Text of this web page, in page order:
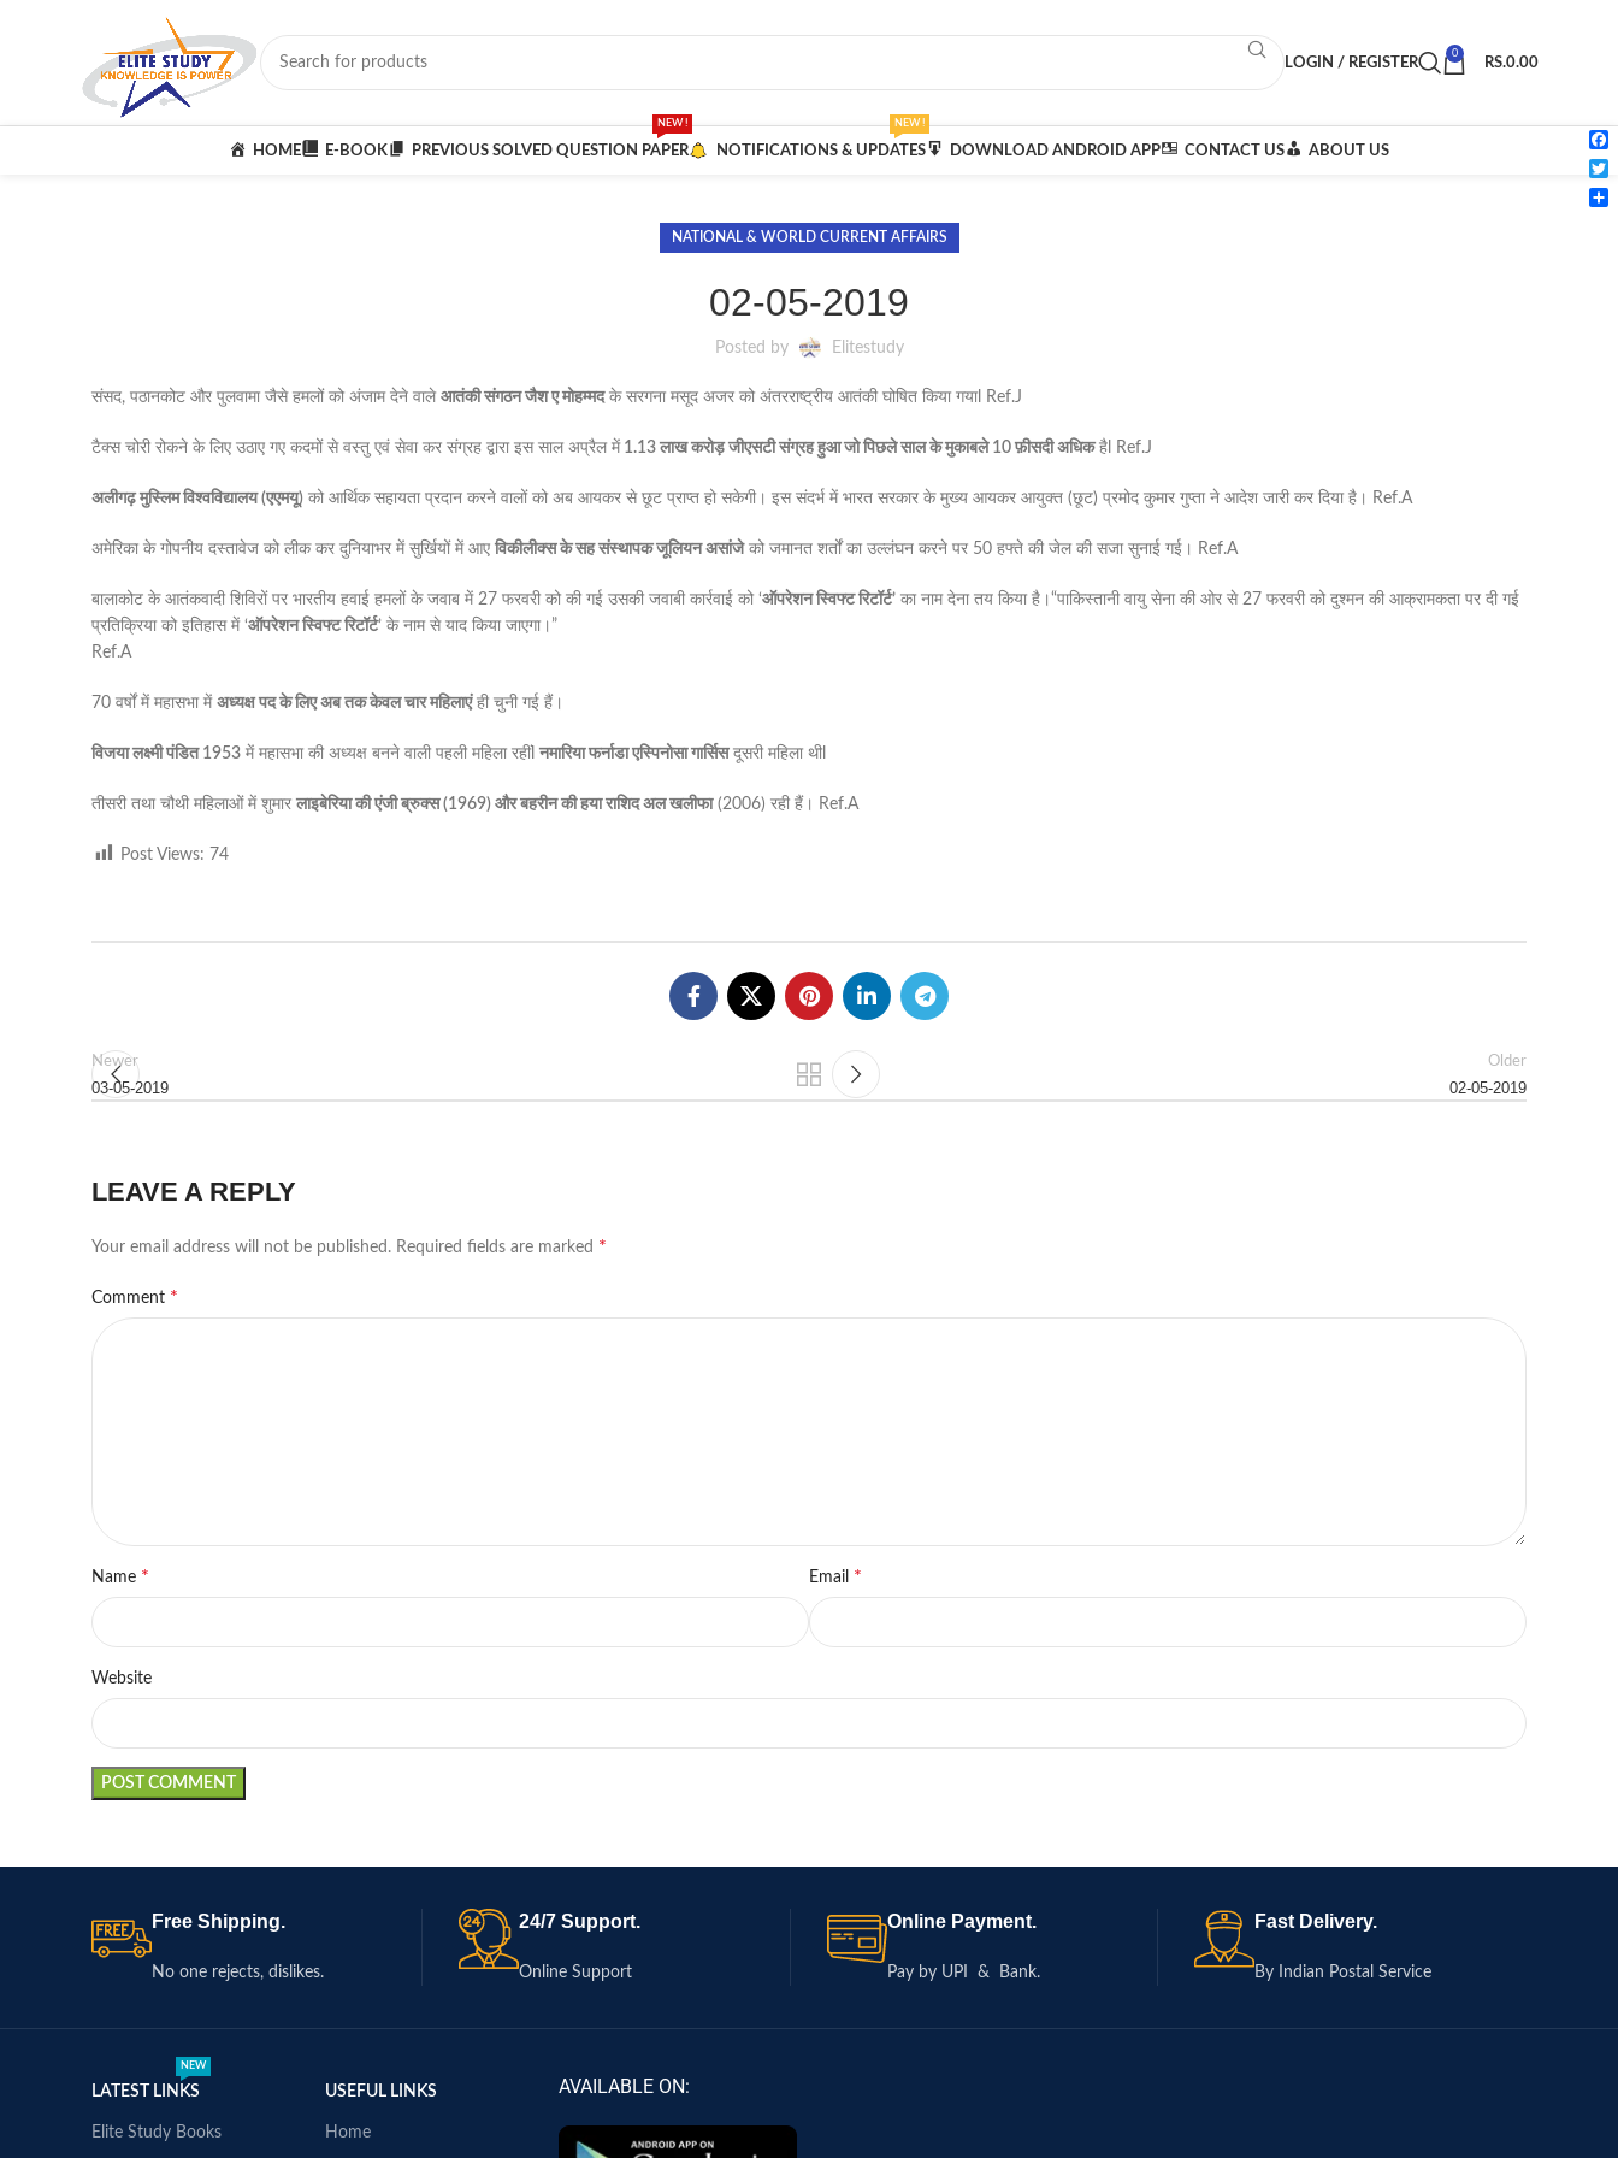
LOGIN / REGISTER
0
RS.0.00
HOME E-BOOK PREVIOUS SOLVED QUESTION PAPER
NEW !
NOTIFICATIONS & UPDATES
NEW !
DOWNLOAD ANDROID APP CONTACT US ABOUT US
NATIONAL & WORLD CURRENT AFFAIRS
02-05-2019
Posted by Elitestudy
संसद, पठानकोट और पुलवामा जैसे हमलों को अंजाम देने वाले आतंकी संगठन जैश ए मोहम्मदके सरगना मसूद अजर को अंतरराष्ट्रीय आतंकी घोषित किया गयाl Ref.J
टैक्स चोरी रोकने के लिए उठाए गए कदमों से वस्तु एवं सेवा कर संग्रह द्वारा इस साल अप्रैल में1.13 लाख करोड़ जीएसटी संग्रह हुआ जो पिछले साल के मुकाबले 10 फ़ीसदी अधिकहैl Ref.J
अलीगढ़ मुस्लिम विश्वविद्यालय (एएमयू) को आर्थिक सहायता प्रदान करने वालों को अब आयकर से छूट प्राप्त हो सकेगी। इस संदर्भ में भारत सरकार के मुख्य आयकर आयुक्त (छूट) प्रमोद कुमार गुप्ता ने आदेश जारी कर दिया है। Ref.A
अमेरिका के गोपनीय दस्तावेज को लीक कर दुनियाभर में सुर्खियों में आए विकीलीक्स के सह संस्थापक जूलियन असांजेको जमानत शर्तों का उल्लंघन करने पर 50 हफ्ते की जेल की सजा सुनाई गई। Ref.A
बालाकोट के आतंकवादी शिविरों पर भारतीय हवाई हमलों के जवाब में 27 फरवरी को की गई उसकी जवाबी कार्रवाई को ‘ऑपरेशन स्विफ्ट रिटॉर्ट’ का नाम देना तय किया है।“पाकिस्तानी वायु सेना की ओर से 27 फरवरी को दुश्मन की आक्रामकता पर दी गई
प्रतिक्रिया को इतिहास में ‘ऑपरेशन स्विफ्ट रिटॉर्ट’ के नाम से याद किया जाएगा।”
Ref.A
70 वर्षों में महासभा में अध्यक्ष पद के लिए अब तक केवल चार महिलाएंही चुनी गई हैं।
विजया लक्ष्मी पंडित 1953 में महासभा की अध्यक्ष बनने वाली पहली महिला रहींl नमारिया फर्नाडा एस्पिनोसा गार्सिसदूसरी महिला थीl
तीसरी तथा चौथी महिलाओं में शुमार लाइबेरिया की एंजी ब्रुक्स (1969) और बहरीन की हया राशिद अल खलीफा(2006) रही हैं। Ref.A
Post Views: 74
Newer
03-05-2019
Older
02-05-2019
LEAVE A REPLY
Your email address will not be published. Required fields are marked *
Comment *
Name * Email *
Website
Free Shipping.
No one rejects, dislikes.
24/7 Support.
Online Support
Online Payment.
Pay by UPI & Bank.
Fast Delivery.
By Indian Postal Service
LATEST LINKS
NEW
Elite Study Books
USEFUL LINKS
Home
AVAILABLE ON: